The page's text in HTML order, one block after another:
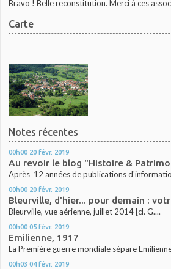
Bravo ! Belle reconstitution. Merci à ces
Carte
Notes récentes
00h00 20 févr. 2019
Au revoir le blog "Histoire &
Après 12 années de publications
00h00 20 févr. 2019
Bleurville, d'hier... pour demain :
Bleurville, vue aérienne, juillet 2014 [cl. G....
00h00 05 févr. 2019
Emilienne, 1917
La Première guerre mondiale sépare
00h03 04 févr. 2019